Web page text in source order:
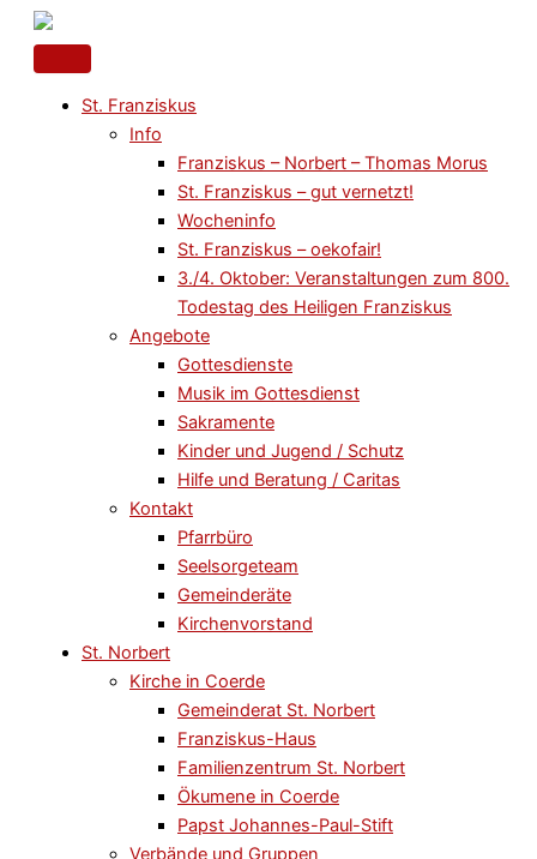
Zum
Inhalt
springen
St. Franziskus
Info
Franziskus – Norbert – Thomas Morus
St. Franziskus – gut vernetzt!
Wocheninfo
St. Franziskus – oekofair!
3./4. Oktober: Veranstaltungen zum 800.
Todestag des Heiligen Franziskus
Angebote
Gottesdienste
Musik im Gottesdienst
Sakramente
Kinder und Jugend / Schutz
Hilfe und Beratung / Caritas
Kontakt
Pfarrbüro
Seelsorgeteam
Gemeinderäte
Kirchenvorstand
St. Norbert
Kirche in Coerde
Gemeinderat St. Norbert
Franziskus-Haus
Familienzentrum St. Norbert
Ökumene in Coerde
Papst Johannes-Paul-Stift
Verbände und Gruppen